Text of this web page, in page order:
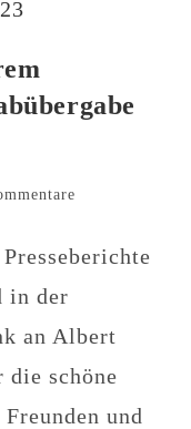
in der
an Albert
schöne
und